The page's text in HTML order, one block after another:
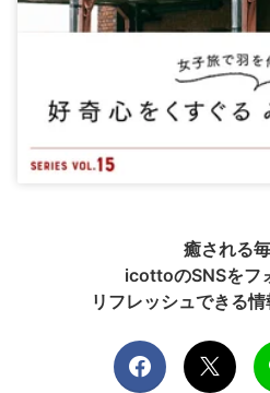
癒される
icottoのSNSをフ
リフレッシュできる